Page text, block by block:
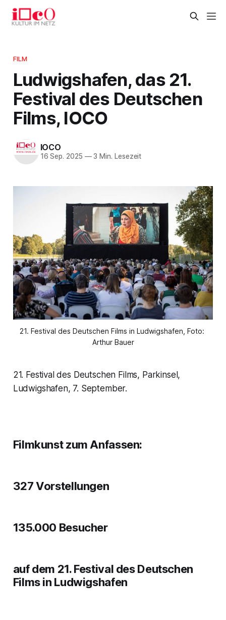
FILM
Ludwigshafen, das 21.
Festival des Deutschen
Films, IOCO
IOCO
16 Sep. 2025 —3 Min. Lesezeit
21. Festival des Deutschen Films in Ludwigshafen, Foto:
Arthur Bauer
21. Festival des Deutschen Films, Parkinsel,
Ludwigshafen, 7. September.
Filmkunst zum Anfassen:
327 Vorstellungen
135.000 Besucher
auf dem 21. Festival des Deutschen
Films in Ludwigshafen